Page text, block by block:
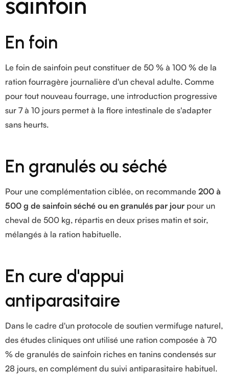
En foin
Le foin de sainfoin peut constituer de 50 % à 100 % de la
ration fourragère journalière d'un cheval adulte. Comme
pour tout nouveau fourrage, une introduction progressive
sur 7 à 10 jours permet à la flore intestinale de s'adapter
sans heurts.
En granulés ou séché
Pour une complémentation ciblée, on recommande 200 à
500 g de sainfoin séché ou en granulés par jour pour un
cheval de 500 kg, répartis en deux prises matin et soir,
mélangés à la ration habituelle.
En cure d'appui
antiparasitaire
Dans le cadre d'un protocole de soutien vermifuge naturel,
des études cliniques ont utilisé une ration composée à 70
% de granulés de sainfoin riches en tanins condensés sur
28 jours, en complément du suivi antiparasitaire habituel.